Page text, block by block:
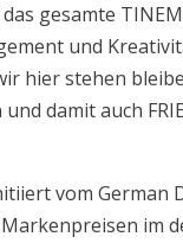
gesamte
und
hier stehen
damit auch
vom German
im